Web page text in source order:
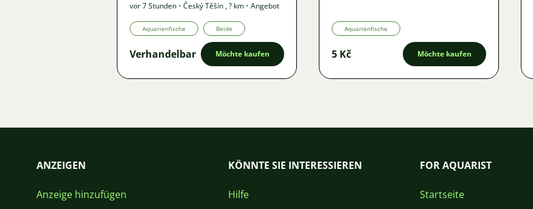
vor 7 Stunden • Český Těšín ,? km • Angebot
Aquarienfische Beide
Verhandelbar Möchte kaufen
Aquarienfische
5 Kč Möchte kaufen
ANZEIGEN
Anzeige hinzufügen
KÖNNTE SIE INTERESSIEREN
Hilfe
FOR AQUARIST
Startseite